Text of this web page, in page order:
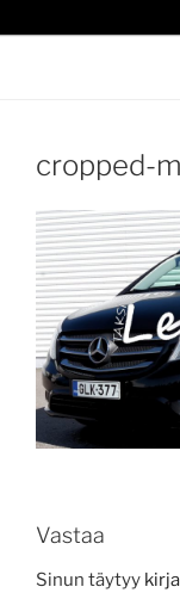
sisältöönTAKSI
cropped-
Vastaa
Sinun täytyy